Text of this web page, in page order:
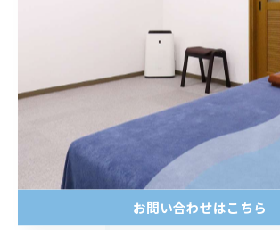
カテゴリー
全てのカテゴリー
整体
お問い合わせはこちら